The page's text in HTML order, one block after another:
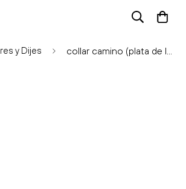
y Dijes